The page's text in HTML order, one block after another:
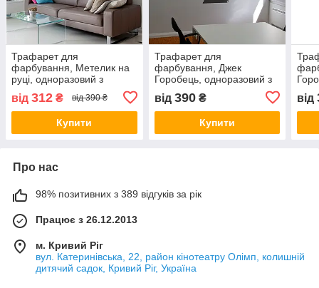
Трафарет для
фарбування, Метелик на
руці, одноразовий з
самоклеючої плівки 95 х
105 см
від 312 ₴ від 390 ₴
Купити
Трафарет для
фарбування, Джек
Горобець, одноразовий з
самоклеючої плівки 95 х
119 см
від 390₴
Купити
140
від
Про нас
98% позитивних з 389 відгуків за рік
Працює з 26.12.2013
м. Кривий Ріг
вул. Катеринівська, 22, район кінотеатру Олімп, колишній
дитячий садок, Кривий Ріг, Україна